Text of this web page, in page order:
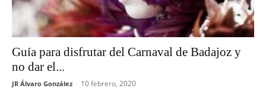
Guía para disfrutar del Carnaval de Badajoz y
no dar el...
JR Álvaro González - 10 febrero, 2020